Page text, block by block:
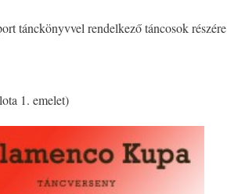
tánckönyvvel rendelkező táncosok részére
1. emelet)